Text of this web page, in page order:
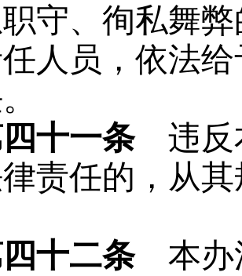
守、徇私舞
人员，依法
十一条违反
责任的，从
十二条本办